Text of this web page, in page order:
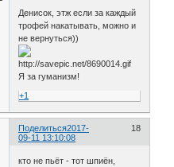
Денисок, этж если за каждый
трофей накатывать, можно и
не вернуться))
Я за гуманизм!
+1
Поделиться 18
2017-
09-11 13:10:08
кто не пьёт - тот шпиён,